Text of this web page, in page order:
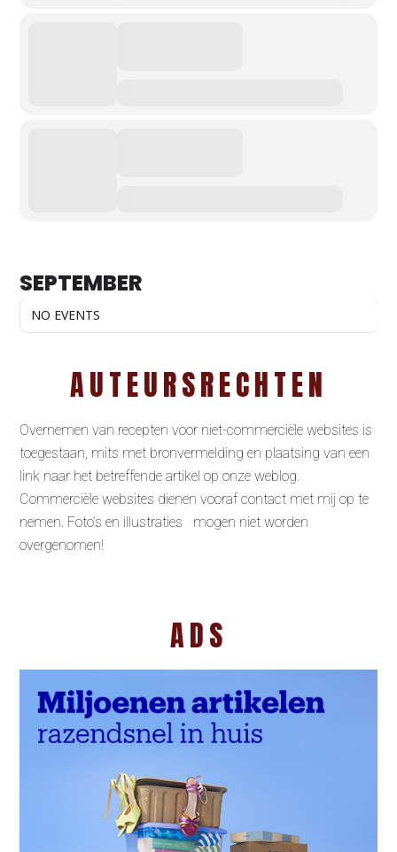
SEPTEMBER
NO EVENTS
AUTEURSRECHTEN
Overnemen van recepten voor niet-commerciële websites is
toegestaan, mits met bronvermelding en plaatsing van een
link naar het betreffende artikel op onze weblog.
Commerciële websites dienen vooraf contact met mij op te
nemen. Foto’s en illustraties mogen niet worden
overgenomen!
ADS